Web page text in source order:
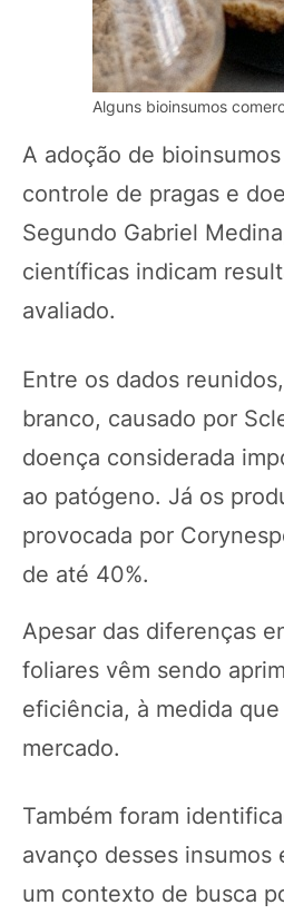
Alguns bioinsumos
A adoção de
controle de pragas e
Segundo Gabriel
científicas indicam
avaliado.
Entre os dados
branco, causado por
doença considerada
ao patógeno. Já os
provocada por
de até 40%.
Apesar das diferenças
foliares vêm sendo
eficiência, à medida
mercado.
Também foram
avanço desses
um contexto de busca